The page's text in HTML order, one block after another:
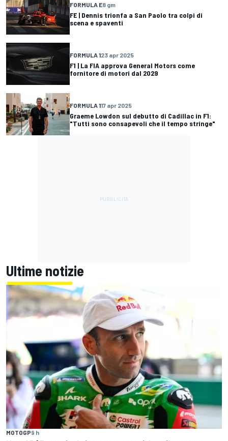
FORMULA E8 gm
FE | Dennis trionfa a San Paolo tra colpi di
scena e spaventi
FORMULA 123 apr 2025
F1 | La FIA approva General Motors come
fornitore di motori dal 2029
FORMULA 117 apr 2025
Graeme Lowdon sul debutto di Cadillac in F1:
"Tutti sono consapevoli che il tempo stringe"
Ultime notizie
MOTOGP9 h